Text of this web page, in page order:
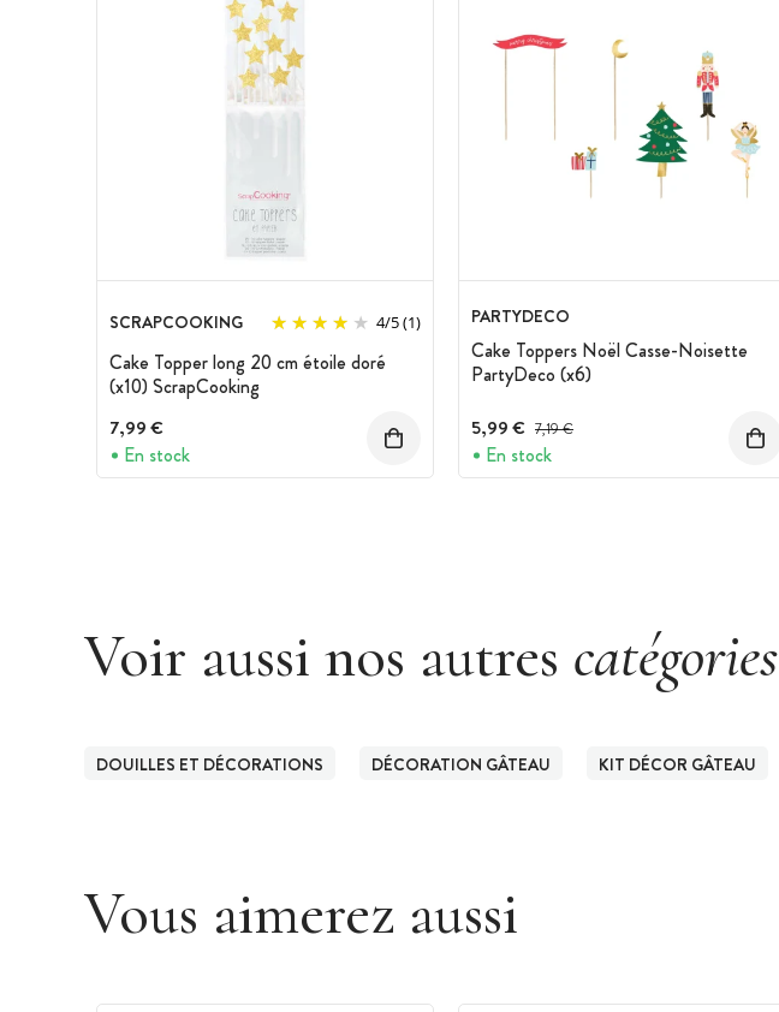
SCRAPCOOKING 4/5(1)
Cake Topper long 20 cm étoile doré
(x10) ScrapCooking
7,99 €
En stock
PARTYDECO
Cake Toppers Noël Casse-Noisette
PartyDeco (x6)
5,99 € Prix avant réduction :
7,19 €
En stock
Voir aussi nos autres catégories
DOUILLES ET DÉCORATIONS DÉCORATION GÂTEAU KIT DÉCOR GÂTEAU
Vous aimerez aussi